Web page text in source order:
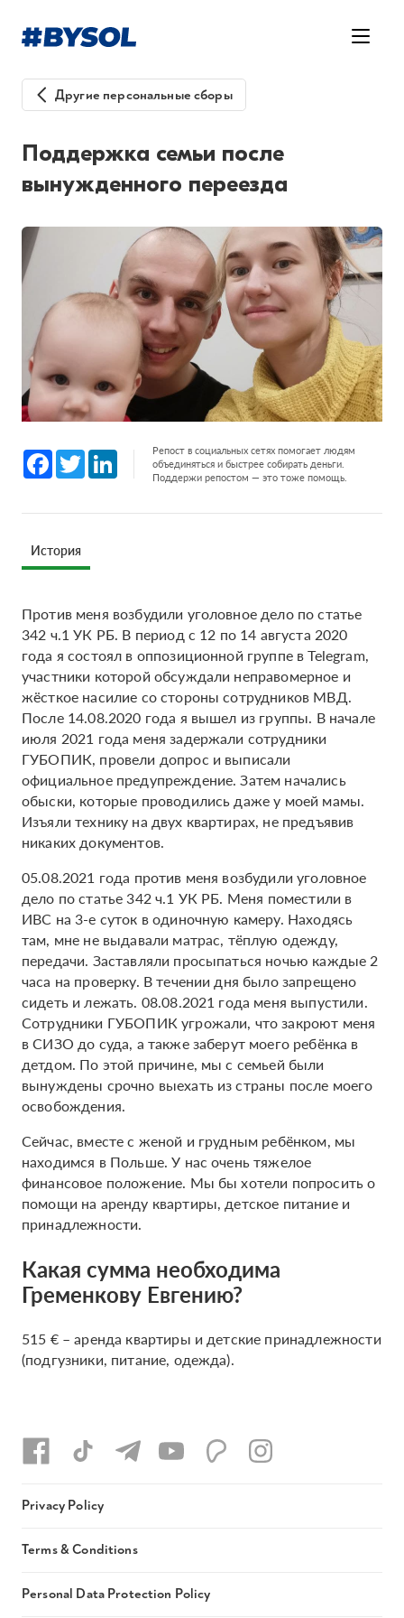
Другие персональные сборы
Поддержка семьи после
вынужденного переезда
Facebook
Twitter LinkedInРепост в социальных сетях помогает людям
объединяться и быстрее собирать деньги.
Поддержи репостом — это тоже помощь.
История
Против меня возбудили уголовное дело по статье
342 ч.1 УК РБ. В период с 12 по 14 августа 2020
года я состоял в оппозиционной группе в Telegram,
участники которой обсуждали неправомерное и
жёсткое насилие со стороны сотрудников МВД.
После 14.08.2020 года я вышел из группы. В начале
июля 2021 года меня задержали сотрудники
ГУБОПИК, провели допрос и выписали
официальное предупреждение. Затем начались
обыски, которые проводились даже у моей мамы.
Изъяли технику на двух квартирах, не предъявив
никаких документов.
05.08.2021 года против меня возбудили уголовное
дело по статье 342 ч.1 УК РБ. Меня поместили в
ИВС на 3-е суток в одиночную камеру. Находясь
там, мне не выдавали матрас, тёплую одежду,
передачи. Заставляли просыпаться ночью каждые 2
часа на проверку. В течении дня было запрещено
сидеть и лежать. 08.08.2021 года меня выпустили.
Сотрудники ГУБОПИК угрожали, что закроют меня
в СИЗО до суда, а также заберут моего ребёнка в
детдом. По этой причине, мы с семьей были
вынуждены срочно выехать из страны после моего
освобождения.
Сейчас, вместе с женой и грудным ребёнком, мы
находимся в Польше. У нас очень тяжелое
финансовое положение. Мы бы хотели попросить о
помощи на аренду квартиры, детское питание и
принадлежности.
Какая сумма необходима
Гременкову Евгению?
515 € – аренда квартиры и детские принадлежности
(подгузники, питание, одежда).
Privacy Policy
Terms & Conditions
Personal Data Protection Policy